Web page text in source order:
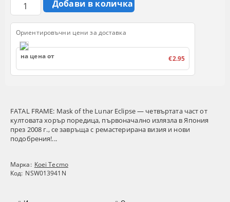
FATAL FRAME: Mask of the Lunar Eclipse — четвъртата част от
култовата хорър поредица, първоначално излязла в Япония
през 2008 г., се завръща с ремастерирана визия и нови
подобрения!...
Марка: Koei Tecmo
Код: NSW013941N
Ориентировъчни цени за доставка
на цена от €2.95